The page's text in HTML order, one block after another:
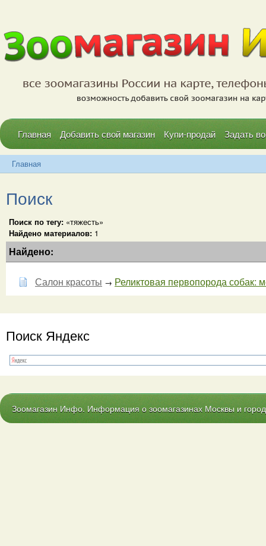
Главная Добавить свой магазин Купи-продай Задать
Главная
Поиск
Поиск по тегу: «тяжесть»
Найдено материалов: 1
Найдено:
Салон красоты → Реликтовая первопорода собак:
Поиск Яндекс
Зоомагазин Инфо. Информация о зоомагазинах Москвы и